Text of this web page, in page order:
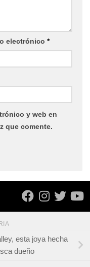
electrónico *
y web en
que comente.
esta joya hecha
dueño